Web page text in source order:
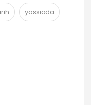
yassıada